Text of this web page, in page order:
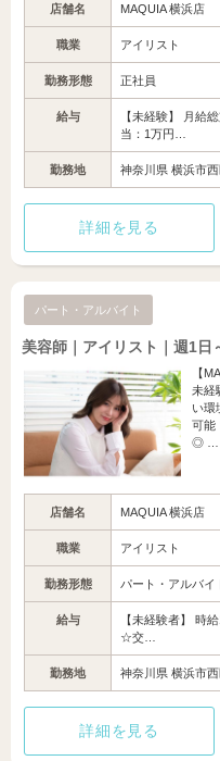
店舗名 MAQUIA 横浜店
職業 アイリスト
勤務形態 正社員
給与
【未経験】 月給
当：1万円…
勤務地 神奈川県 横浜市
詳細を見る
パート・アルバイト
美容師｜アイリスト｜週1日
【
未経
い環
可能
◎ …
店舗名 MAQUIA 横浜店
職業 アイリスト
勤務形態 パート・アルバイ
給与
【未経験者】 時
☆交…
勤務地 神奈川県 横浜市
詳細を見る